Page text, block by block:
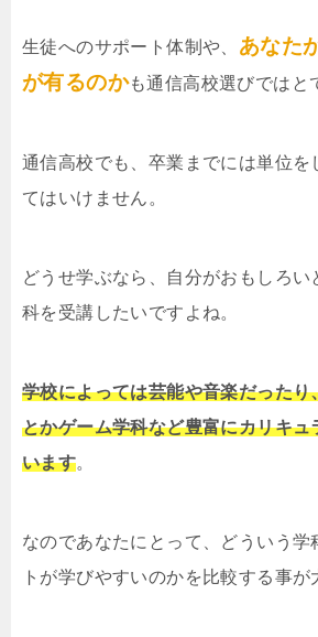
生徒へのサポート体制や、 あなた
が有るのかも通信高校選びではと
通信高校でも、卒業までには単位を
てはいけません。
どうせ学ぶなら、自分がおもしろい
科を受講したいですよね。
学校によっては芸能や音楽だったり
とかゲーム学科など豊富にカリキュ
います。
なのであなたにとって、どういう学
トが学びやすいのかを比較する事が